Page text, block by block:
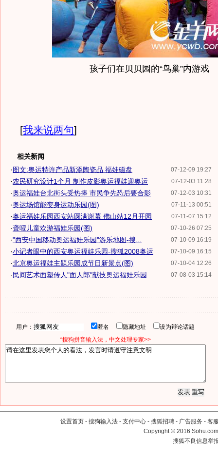
孩子们在贝贝园的“鸟巢”内游戏
[我来说两句]
相关新闻
07-12-09 19:27
·图文:奥运特许产品新添陶瓷品 福娃磁盘
07-12-03 11:28
·农民研究设计1个月 制作皮影奥运福娃迎奥运
07-12-03 10:31
·奥运福娃台北街头受热捧 市民争先恐后要合影
07-11-13 00:51
·奥运场馆能变身运动乐园(图)
07-11-07 15:12
·奥运福娃乐园西安站圆满谢幕 佛山站12月开园
07-10-26 07:25
·聋哑儿童欢游福娃乐园(图)
07-10-09 16:19
·"西安中国移动奥运福娃乐园"游乐地图-搜...
07-10-09 16:15
·小记者眼中的西安奥运福娃乐园-搜狐2008奥运
07-10-04 12:26
·北京奥运福娃主题乐园成节日新景点(图)
07-08-03 15:14
· 民间艺术面塑传人"面人郎"献技奥运福娃乐园
用户： 匿名 隐藏地址
设为辩论话题
*搜狗拼音输入法，中文处理专家>>
设置首页 - 搜狗输入法 - 支付中心 - 搜狐招聘 - 广告服务 - 客
Copyright©2016
搜狐不良信息举